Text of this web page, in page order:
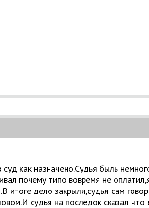
суд как назначено.Судья быль
почему типо вовремя не
итоге дело закрыли,судья сам
судья на последок сказал